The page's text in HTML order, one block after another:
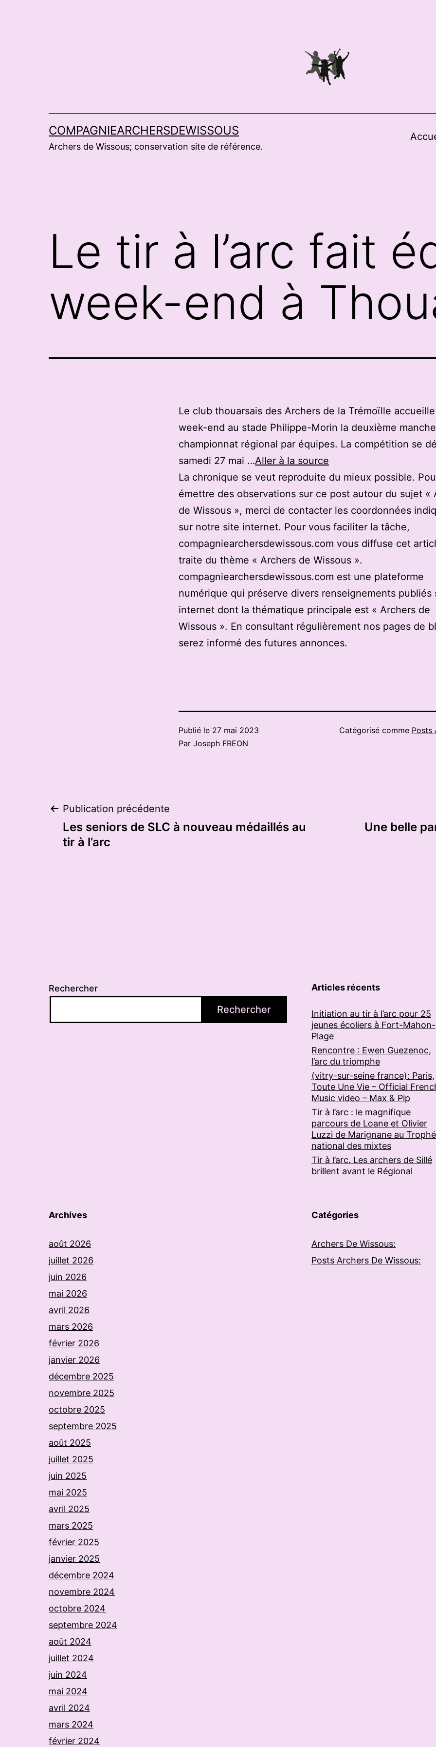
COMPAGNIEARCHERSDEWISSOUS
Archers de Wissous; conservation site de référence.
Le tir à l’arc fait
week-end à
Le club thouarsais des Archers de la Trémoïlle
week-end au stade Philippe-Morin la deuxième
championnat régional par équipes. La compétition se
samedi 27 mai …Aller à la source
La chronique se veut reproduite du mieux possible.
émettre des observations sur ce post autour du sujet «
de Wissous », merci de contacter les coordonnées
sur notre site internet. Pour vous faciliter la tâche,
compagniearchersdewissous.com vous diffuse cet
traite du thème « Archers de Wissous ».
compagniearchersdewissous.com est une plateforme
numérique qui préserve divers renseignements publiés
internet dont la thématique principale est « Archers de
Wissous ». En consultant régulièrement nos pages de
serez informé des futures annonces.
Publié le 27 mai 2023
Par Joseph FREON
Catégorisé comme Posts
Navigation
de
Publication précédente
Les seniors de SLC à nouveau médaillés au
tir à l’arc
Une belle
Rechercher
Rechercher
Articles récents
Initiation au tir à l’arc pour 25
jeunes écoliers à Fort-Mahon-
Plage
Rencontre : Ewen Guezenoc,
l’arc du triomphe
(vitry-sur-seine france): Paris,
Toute Une Vie – Official
Music video – Max & Pip
Tir à l’arc : le magnifique
parcours de Loane et Olivier
Luzzi de Marignane au
national des mixtes
Tir à l’arc. Les archers de Sillé
brillent avant le Régional
Archives
août 2026
juillet 2026
juin 2026
mai 2026
avril 2026
mars 2026
février 2026
janvier 2026
décembre 2025
novembre 2025
octobre 2025
septembre 2025
août 2025
juillet 2025
juin 2025
mai 2025
avril 2025
mars 2025
février 2025
janvier 2025
décembre 2024
novembre 2024
octobre 2024
septembre 2024
août 2024
juillet 2024
juin 2024
mai 2024
avril 2024
mars 2024
février 2024
Catégories
Archers De Wissous:
Posts Archers De Wissous: